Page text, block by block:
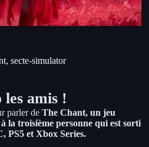
secte-simulator
les amis !
parler de The Chant, un jeu
la troisième personne qui est sorti
PS5 et Xbox Series.